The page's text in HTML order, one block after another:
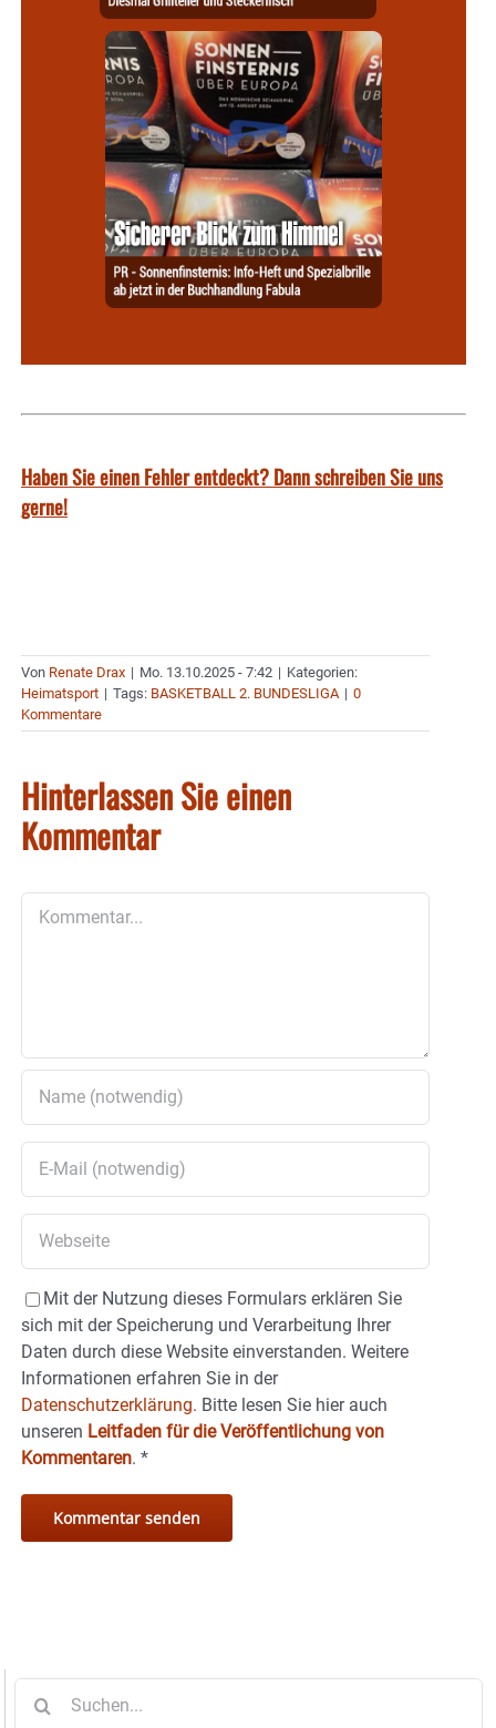
Haben Sie einen Fehler entdeckt? Dann schreiben Sie uns
gerne!
Von Renate Drax | Mo. 13.10.2025 - 7:42 | Kategorien:
Heimatsport | Tags: BASKETBALL 2. BUNDESLIGA | 0
Kommentare
Hinterlassen Sie einen
Kommentar
Mit der Nutzung dieses Formulars erklären Sie
sich mit der Speicherung und Verarbeitung Ihrer
Daten durch diese Website einverstanden. Weitere
Informationen erfahren Sie in der
Datenschutzerklärung. Bitte lesen Sie hier auch
unseren Leitfaden für die Veröffentlichung von
Kommentaren. *
nach: